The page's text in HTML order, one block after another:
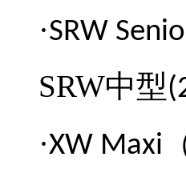
·SRW
SRW中型
·XW Maxi